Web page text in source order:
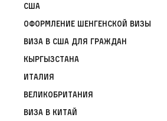
США
Оформление шенгенской визы
Виза в США для граждан
Кыргызстана
Италия
Великобритания
Виза в Китай